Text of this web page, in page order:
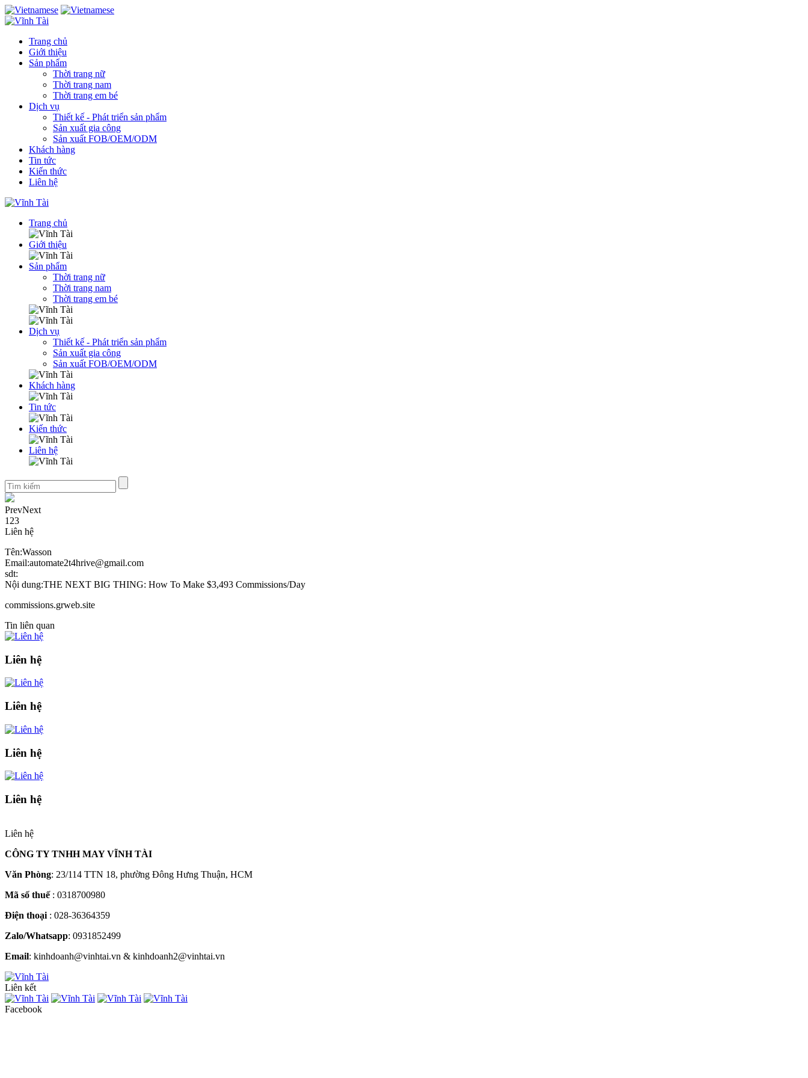
Trang chủ
Giới thiệu
Sản phẩm
Thời trang nữ
Thời trang nam
Thời trang em bé
Dịch vụ
Thiết kế - Phát triển sản phẩm
Sản xuất gia công
Sản xuất FOB/OEM/ODM
Khách hàng
Tin tức
Kiến thức
Liên hệ
Trang chủ
Giới thiệu
Sản phẩm
Thời trang nữ
Thời trang nam
Thời trang em bé
Dịch vụ
Thiết kế - Phát triển sản phẩm
Sản xuất gia công
Sản xuất FOB/OEM/ODM
Khách hàng
Tin tức
Kiến thức
Liên hệ
PrevNext
1 23
Liên hệ
Tên:Wasson
Email:automate2t4hrive@gmail.com
sdt:
Nội dung:THE NEXT BIG THING: How To Make $3,493 Commissions/Day
commissions.grweb.site
Tin liên quan
Liên hệ
Liên hệ
Liên hệ
Liên hệ
Liên hệ
CÔNG TY TNHH MAY VĨNH TÀI
Văn Phòng: 23/114 TTN 18, phường Đông Hưng Thuận, HCM
Mã số thuế : 0318700980
Điện thoại : 028-36364359
Zalo/Whatsapp: 0931852499
Email: kinhdoanh@vinhtai.vn & kinhdoanh2@vinhtai.vn
Liên kết
Facebook